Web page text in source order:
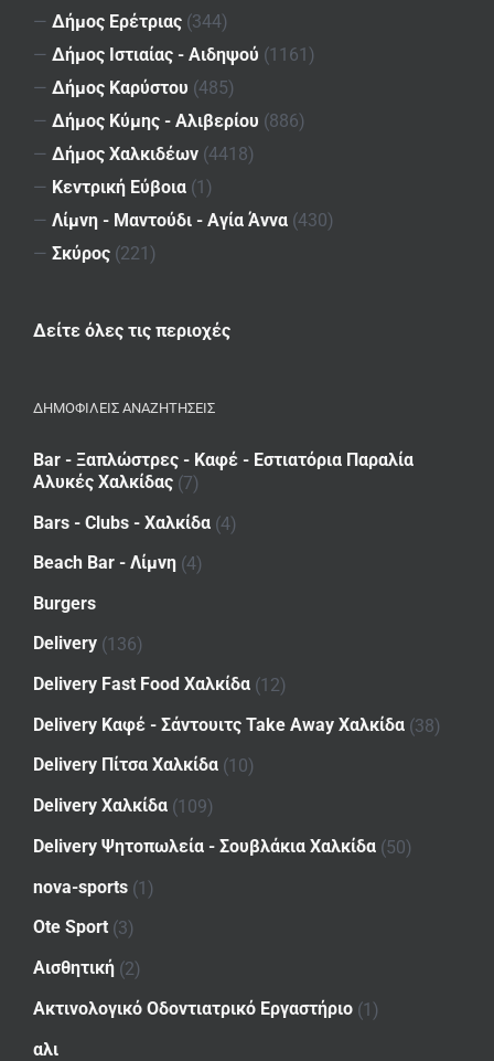
— Δήμος Ερέτριας (344)
— Δήμος Ιστιαίας - Αιδηψού (1161)
— Δήμος Καρύστου (485)
— Δήμος Κύμης - Αλιβερίου (886)
— Δήμος Χαλκιδέων (4418)
— Κεντρική Εύβοια (1)
— Λίμνη - Μαντούδι - Αγία Άννα (430)
— Σκύρος (221)
Δείτε όλες τις περιοχές
ΔΗΜΟΦΙΛΕΙΣ ΑΝΑΖΗΤΗΣΕΙΣ
Bar - Ξαπλώστρες - Καφέ - Εστιατόρια Παραλία
Αλυκές Χαλκίδας (7)
Bars - Clubs - Χαλκίδα (4)
Beach Bar - Λίμνη (4)
Burgers
Delivery (136)
Delivery Fast Food Χαλκίδα (12)
Delivery Καφέ - Σάντουιτς Take Away Χαλκίδα (38)
Delivery Πίτσα Χαλκίδα (10)
Delivery Χαλκίδα (109)
Delivery Ψητοπωλεία - Σουβλάκια Χαλκίδα (50)
nova-sports (1)
Ote Sport (3)
Αισθητική (2)
Ακτινολογικό Οδοντιατρικό Εργαστήριο (1)
αλι